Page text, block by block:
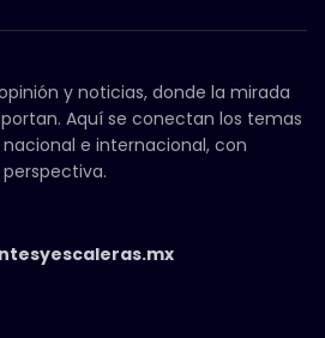
y noticias, donde la mirada
Aquí se conectan los temas
e internacional, con